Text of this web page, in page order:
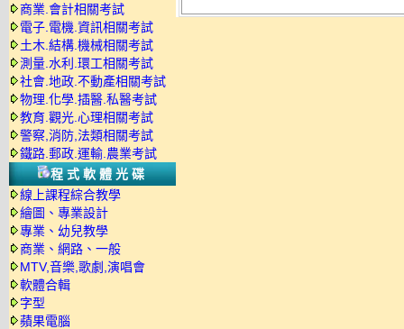
商業.會計相關考試
電子.電機.資訊相關考試
土木.結構.機械相關考試
測量.水利.環工相關考試
社會.地政.不動產相關考試
物理.化學.插醫.私醫考試
教育.觀光.心理相關考試
警察,消防,法類相關考試
鐵路.郵政.運輸.農業考試
程式軟體光碟
線上課程綜合教學
繪圖、專業設計
專業、幼兒教學
商業、網路、一般
MTV,音樂,歌劇,演唱會
軟體合輯
字型
蘋果電腦